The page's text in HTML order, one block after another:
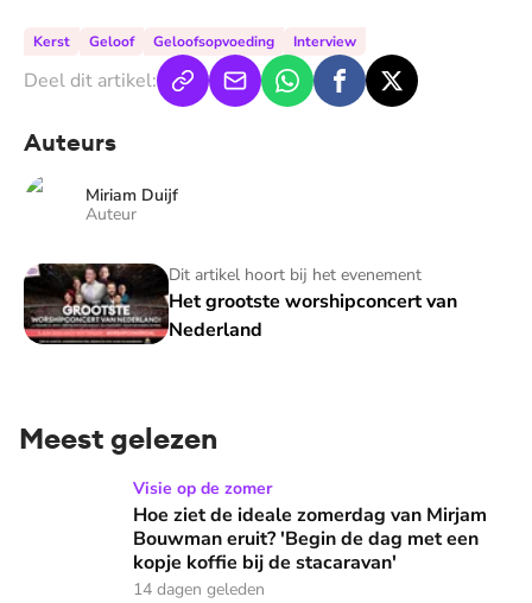
Kerst Geloof Geloofsopvoeding Interview
Deel dit artikel:
Auteurs
Miriam Duijf
Auteur
Dit artikel hoort bij het evenement
Het grootste worshipconcert van
Nederland
Het grootste worshipconcert van Nederland
Meest gelezen
Hoe ziet de ideale zomerdag van Mirjam Bouwman eruit?
Visie op de zomer
Hoe ziet de ideale zomerdag van Mirjam
Bouwman eruit? 'Begin de dag met een
kopje koffie bij de stacaravan'
14 dagen geleden